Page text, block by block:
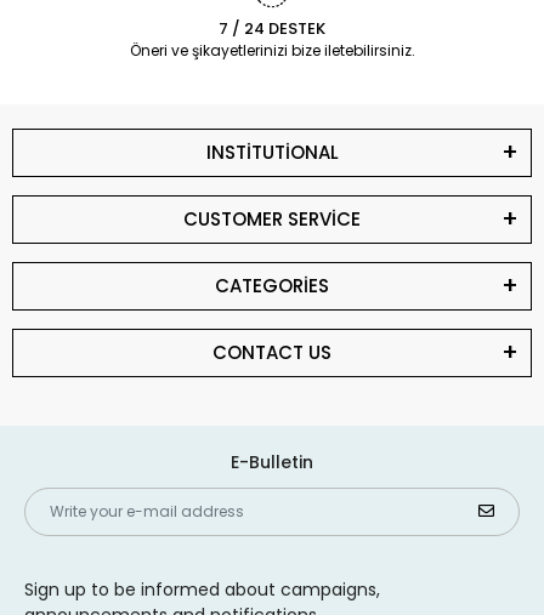
7 / 24 DESTEK
Öneri ve şikayetlerinizi bize iletebilirsiniz.
INSTİTUTİONAL
CUSTOMER SERVİCE
CATEGORİES
CONTACT US
E-Bulletin
Sign up to be informed about campaigns,